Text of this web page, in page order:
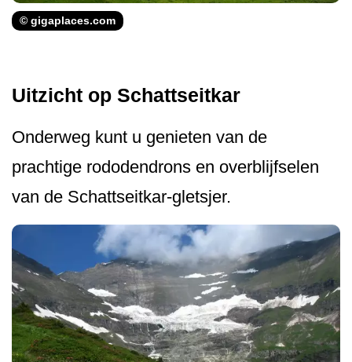
© gigaplaces.com
Uitzicht op Schattseitkar
Onderweg kunt u genieten van de
prachtige rododendrons en overblijfselen
van de Schattseitkar-gletsjer.